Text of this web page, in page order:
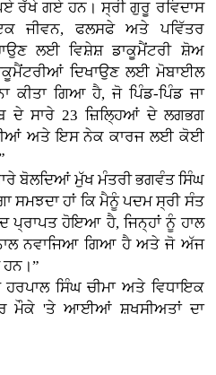
ਰੱਖੇ ਗਏ ਹਨ। ਸ੍ਰੀ ਗੁਰੂ ਰਵਿਦਾਸ
ਜੀਵਨ, ਫਲਸਫੇ ਅਤੇ ਪਵਿੱਤਰ
ਲਈ ਵਿਸ਼ੇਸ਼ ਡਾਕੂਮੈਂਟਰੀ ਸ਼ੋਅ
ਦਿਖਾਉਣ ਲਈ ਮੋਬਾਈਲ
ਕੀਤਾ ਗਿਆ ਹੈ, ਜੋ ਪਿੰਡ-ਪਿੰਡ ਜਾ
ਦੇ ਸਾਰੇ 23 ਜ਼ਿਲ੍ਹਿਆਂ ਦੇ ਲਗਭਗ
ਅਤੇ ਇਸ ਨੇਕ ਕਾਰਜ ਲਈ ਕੋਈ
ਬੋਲਦਿਆਂ ਮੁੱਖ ਮੰਤਰੀ ਭਗਵੰਤ ਸਿੰਘ
ਸਮਝਦਾ ਹਾਂ ਕਿ ਮੈਨੂੰ ਪਦਮ ਸ੍ਰੀ ਸੰਤ
ਪ੍ਰਾਪਤ ਹੋਇਆ ਹੈ, ਜਿਨ੍ਹਾਂ ਨੂੰ ਹਾਲ
ਨਵਾਜਿਆ ਗਿਆ ਹੈ ਅਤੇ ਜੋ ਅੱਜ
ਹਨ।”
ਸਿੰਘ ਚੀਮਾ ਅਤੇ ਵਿਧਾਇਕ
ਮੌਕੇ 'ਤੇ ਆਈਆਂ ਸ਼ਖਸੀਅਤਾਂ ਦਾ